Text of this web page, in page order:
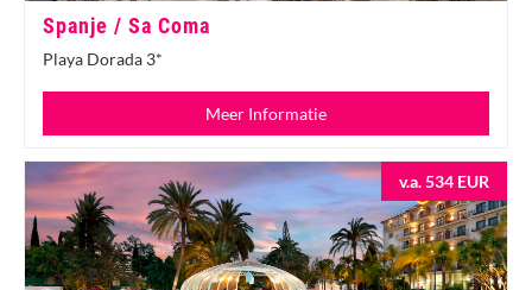
Spanje / Sa Coma
Playa Dorada 3*
Meer Informatie
v.a. 534 EUR